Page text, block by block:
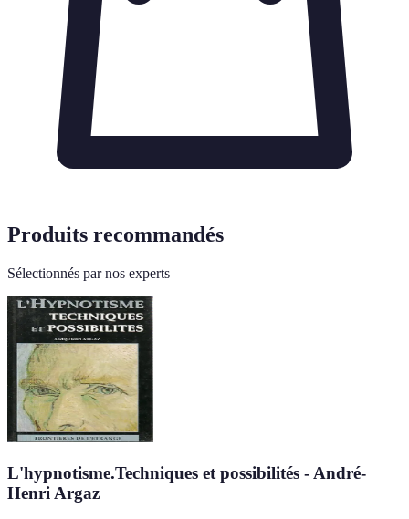
Produits recommandés
Sélectionnés par nos experts
L'hypnotisme.Techniques et possibilités - André-
Henri Argaz